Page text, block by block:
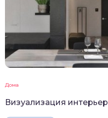
Дома
Визуализация